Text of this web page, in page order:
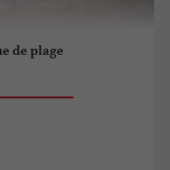
de plage